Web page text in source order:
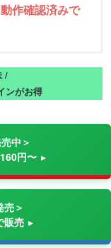
動作確認済みで
/
ンがお得
中＞
円〜
＞
販売